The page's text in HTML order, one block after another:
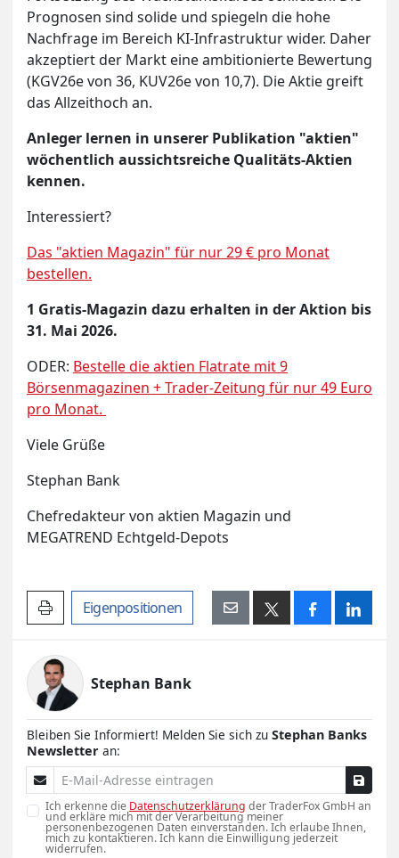
Prognosen sind solide und spiegeln die hohe
Nachfrage im Bereich KI-Infrastruktur wider. Daher
akzeptiert der Markt eine ambitionierte Bewertung
(KGV26e von 36, KUV26e von 10,7). Die Aktie greift
das Allzeithoch an.
Anleger lernen in unserer Publikation "aktien"
wöchentlich aussichtsreiche Qualitäts-Aktien
kennen.
Interessiert?
Das "aktien Magazin" für nur 29 € pro Monat
bestellen.
1 Gratis-Magazin dazu erhalten in der Aktion bis
31. Mai 2026.
ODER: Bestelle die aktien Flatrate mit 9
Börsenmagazinen + Trader-Zeitung für nur 49 Euro
pro Monat.
Viele Grüße
Stephan Bank
Chefredakteur von aktien Magazin und
MEGATREND Echtgeld-Depots
Artikel drucken
Eigenpositionen
Stephan Bank
Bleiben Sie Informiert! Melden Sie sich zu Stephan Banks
Newsletter an:
E-Mail-Adresse
Ich erkenne die Datenschutzerklärung der TraderFox GmbH an
und erkläre mich mit der Verarbeitung meiner
personenbezogenen Daten einverstanden. Ich erlaube Ihnen,
mich zu kontaktieren. Ich kann die Einwilligung jederzeit
widerrufen.